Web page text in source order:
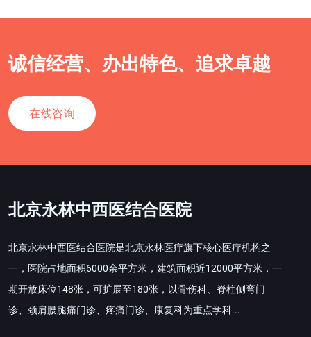
诚信经营、办出特色、追求卓越
在线咨询
北京永林中西医结合医院
北京永林中西医结合医院是北京永林医疗旗下核心医疗机构之
一，医院占地面积6000余平方米，建筑面积近12000平方米，一
期开放床位148张，可扩展至180张，以骨伤科、脊柱侧弯门
诊、颈肩腰腿痛门诊、疼痛门诊、康复科为重点学科...